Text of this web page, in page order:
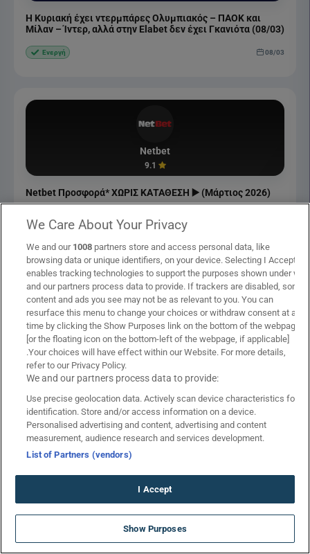
Η Κυριακή έχει ντερμπάρες Ολυμπιακός – ΠΑΟΚ και
Μίλαν – Ίντερ, αλλά στην Elabet δεν έχει Γκανιότα (08/03)
Ενεργή 08/03
Netbet
9.1
Netbet Προσφορά* ΧΩΡΙΣ ΚΑΤΑΘΕΣΗ ▶️ (Μάρτιος 2026)
Fonbet
9.4
✨ Προσφορά* Κορυφής από τη Fonbet!
Ενεργή
Interwetten
9.3
SUMMERAKI2026 ΠΡΟΣΦΟΡΑ* ☀️
ΧΩΡΙΣ ΚΑΤΑΘΕΣΗ
We Care About Your Privacy
We and our 1008 partners store and access personal data, like
browsing data or unique identifiers, on your device. Selecting I Accept
enables tracking technologies to support the purposes shown under we
and our partners process data to provide. If trackers are disabled, some
content and ads you see may not be as relevant to you. You can
resurface this menu to change your choices or withdraw consent at any
time by clicking the Show Purposes link on the bottom of the webpage
[or the floating icon on the bottom-left of the webpage, if applicable]
.Your choices will have effect within our Website. For more details,
refer to our Privacy Policy.
We and our partners process data to provide:
Use precise geolocation data. Actively scan device characteristics for
identification. Store and/or access information on a device.
Personalised advertising and content, advertising and content
measurement, audience research and services development.
List of Partners (vendors)
I Accept
Show Purposes